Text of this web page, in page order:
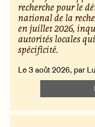
recherche pour le
national de la
en juillet 2026,
autorités locales
spécificité.
Le 3 août 2026, par